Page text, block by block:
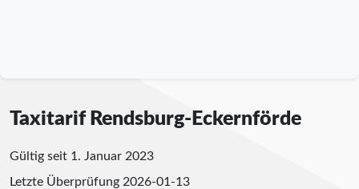
Taxitarif Rendsburg-Eckernförde
Gültig seit 1. Januar 2023
Letzte Überprüfung 2026-01-13